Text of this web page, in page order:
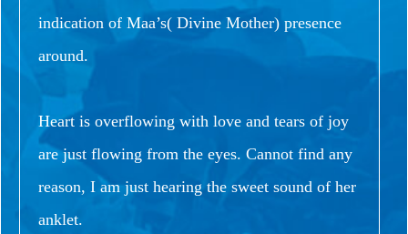
indication of Maa’s( Divine Mother) presence
around.
Heart is overflowing with love and tears of joy
are just flowing from the eyes. Cannot find any
reason, I am just hearing the sweet sound of her
anklet.